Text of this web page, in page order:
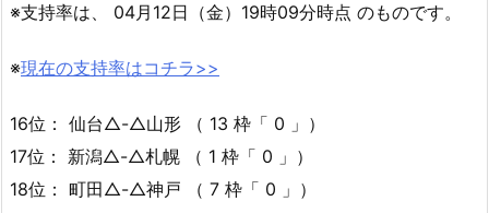
※支持率は、 04月12日（金）19時09分時点 のものです。
※現在の支持率はコチラ>>
16位： 仙台△-△山形 （ 13 枠「 0 」）
17位： 新潟△-△札幌 （ 1 枠「 0 」）
18位： 町田△-△神戸 （ 7 枠「 0 」）